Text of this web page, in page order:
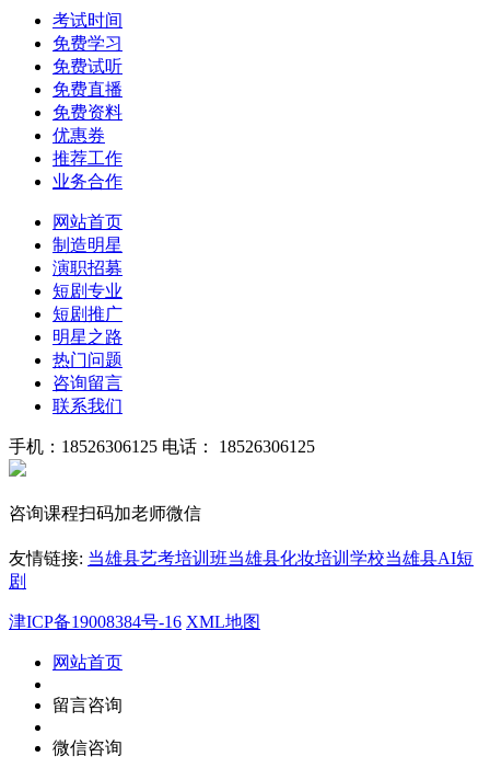
考试时间
免费学习
免费试听
免费直播
免费资料
优惠券
推荐工作
业务合作
网站首页
制造明星
演职招募
短剧专业
短剧推广
明星之路
热门问题
咨询留言
联系我们
手机：18526306125 电话： 18526306125
咨询课程扫码加老师微信
友情链接: 当雄县艺考培训班当雄县化妆培训学校当雄县AI短
剧
津ICP备19008384号-16 XML地图
网站首页
留言咨询
微信咨询